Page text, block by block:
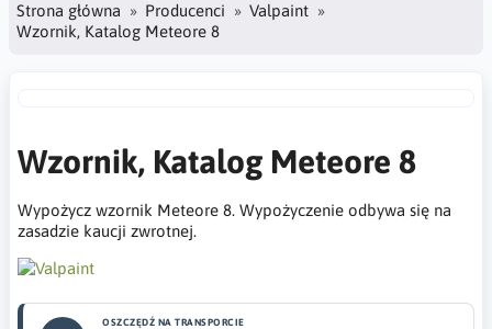
Strona główna Producenci
Valpaint
Wzornik, Katalog Meteore 8
Wzornik, Katalog Meteore 8
Wypożycz wzornik Meteore 8. Wypożyczenie odbywa się na
zasadzie kaucji zwrotnej.
OSZCZĘDŹ NA TRANSPORCIE